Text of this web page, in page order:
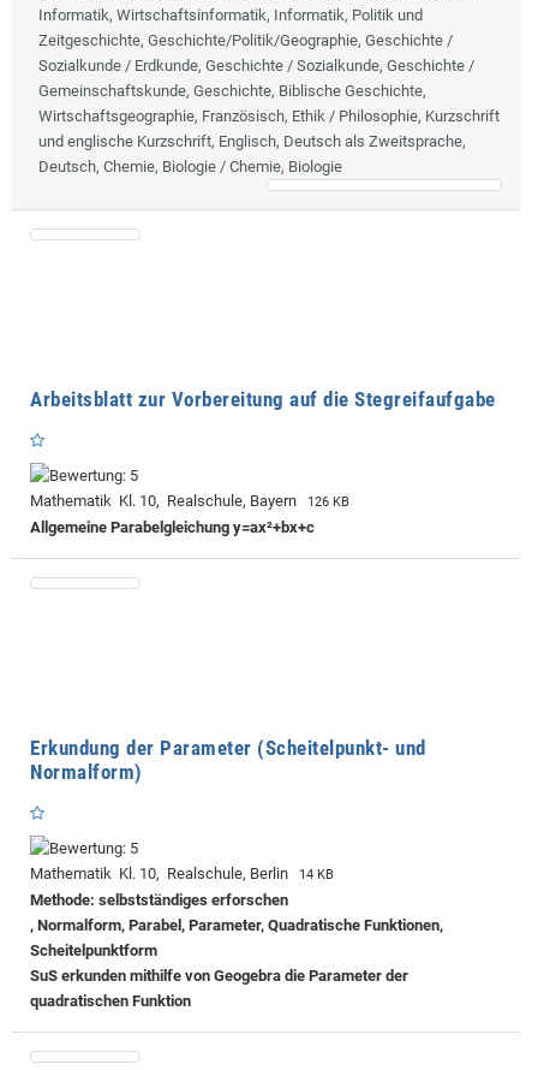
Informatik, Wirtschaftsinformatik, Informatik, Politik und
Zeitgeschichte, Geschichte/Politik/Geographie, Geschichte /
Sozialkunde / Erdkunde, Geschichte / Sozialkunde, Geschichte /
Gemeinschaftskunde, Geschichte, Biblische Geschichte,
Wirtschaftsgeographie, Französisch, Ethik / Philosophie, Kurzschrift
und englische Kurzschrift, Englisch, Deutsch als Zweitsprache,
Deutsch, Chemie, Biologie / Chemie, Biologie
Arbeitsblatt zur Vorbereitung auf die Stegreifaufgabe
Mathematik Kl. 10, Realschule, Bayern 126 KB
Allgemeine Parabelgleichung y=ax²+bx+c
Erkundung der Parameter (Scheitelpunkt- und
Normalform)
Mathematik Kl. 10, Realschule, Berlin 14 KB
Methode: selbstständiges erforschen
, Normalform, Parabel, Parameter, Quadratische Funktionen,
Scheitelpunktform
SuS erkunden mithilfe von Geogebra die Parameter der
quadratischen Funktion